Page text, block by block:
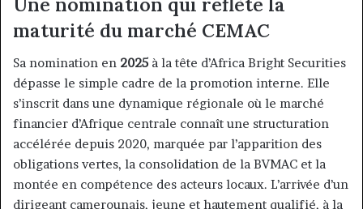
maturité du marché CEMAC
Sa nomination en 2025 à la tête d’Africa Bright Securities
dépasse le simple cadre de la promotion interne. Elle
s’inscrit dans une dynamique régionale où le marché
financier d’Afrique centrale connaît une structuration
accélérée depuis 2020, marquée par l’apparition des
obligations vertes, la consolidation de la BVMAC et la
montée en compétence des acteurs locaux. L’arrivée d’un
dirigeant camerounais, jeune et hautement qualifié, à la